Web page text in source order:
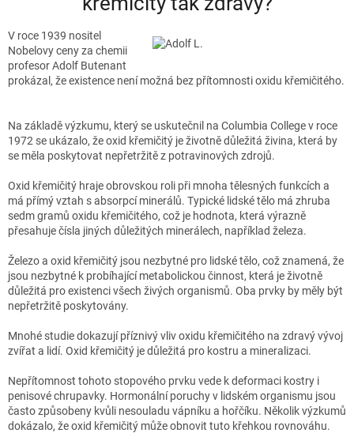
V roce 1939 nositel
Nobelovy ceny za chemii
profesor Adolf Butenant
prokázal, že existence není možná bez přítomnosti oxidu křemičitého.
Na základě výzkumu, který se uskutečnil na Columbia College v roce
1972 se ukázalo, že oxid křemičitý ježivotně důležitá živina, která by
se měla poskytovat nepřetržitě z potravinových zdrojů.
Oxid křemičitý hraje obrovskou roli při mnoha tělesných funkcích a
má přímý vztah s absorpcí minerálů. Typické lidské tělo má zhruba
sedm gramů oxidu křemičitého, což je hodnota, která výrazně
přesahuje čísla jiných důležitých minerálech, například železa.
Železo a oxid křemičitý jsou nezbytné pro lidské tělo, což znamená, že
jsou nezbytné k probíhající metabolickou činnost, která je životně
důležitá pro existenci všech živých organismů. Oba prvky by měly být
nepřetržitě poskytovány.
Mnohé studie dokazují příznivý vliv oxidu křemičitého na zdravý vývoj
zvířat a lidí. Oxid křemičitý je důležitá pro kostru a mineralizaci.
Nepřítomnost tohoto stopového prvku vede k deformaci kostry i
penisové chrupavky. Hormonální poruchy v lidském organismu jsou
často způsobeny kvůli nesouladu vápníku a hořčíku. Několik výzkumů
dokázalo, že oxid křemičitý může obnovit tuto křehkou rovnováhu.